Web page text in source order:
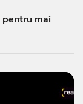
pentru mai